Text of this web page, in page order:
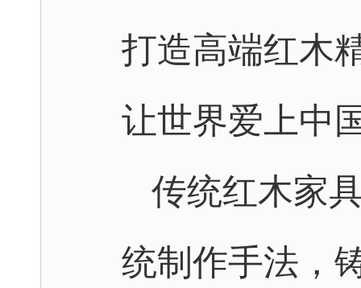
打造高端红木
让世界爱上中
传统红木家
统制作手法，